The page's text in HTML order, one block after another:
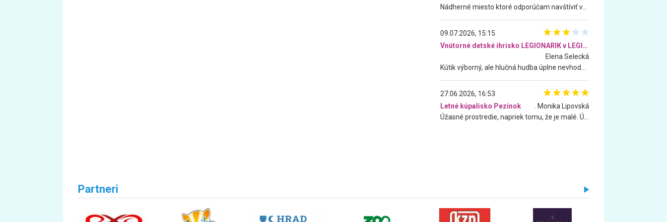
09.07.2026, 15:15
Vnútorné detské ihrisko LEGIONARIK v LEGIA Fitness
Elena Selecká
27.06.2026, 16:53
Letné kúpalisko Pezinok
. Monika Lipovská
Partneri